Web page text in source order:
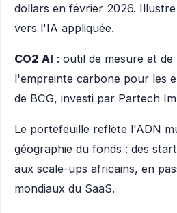
dollars en février 2026.
vers l'IA appliquée.
CO2 AI : outil de mesure et
l'empreinte carbone pour les
de BCG, investi par Partech
Le portefeuille reflète l'ADN
géographie du fonds : des
aux scale-ups africains, en
mondiaux du SaaS.